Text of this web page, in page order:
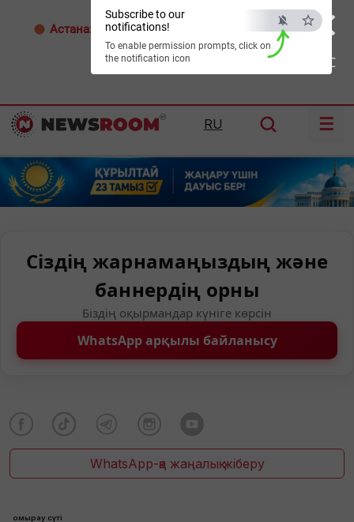
×
ESC
Subscribe to our
notifications!
To enable permission prompts, click on
the notification icon
Астана: 25°C Алматы: Шымкент:38°C
RU ☰
Сіздің жарнамаңыздың және
баннердің орны
Біздің оқырмандар күніге көрсін
WhatsApp арқылы байланысу
WhatsApp-қа жаңалық жіберу
омырау сүті